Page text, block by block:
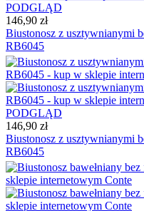
PODGLĄD
146,90 zł
Biustonosz z usztywnianymi
RB6045
PODGLĄD
146,90 zł
Biustonosz z usztywnianymi
RB6045